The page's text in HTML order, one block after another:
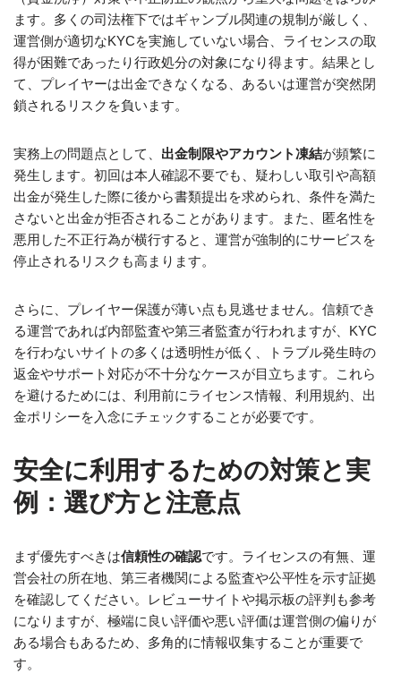
ます。多くの司法権下ではギャンブル関連の規制が厳しく、
運営側が適切なKYCを実施していない場合、ライセンスの取
得が困難であったり行政処分の対象になり得ます。結果とし
て、プレイヤーは出金できなくなる、あるいは運営が突然閉
鎖されるリスクを負います。
実務上の問題点として、 出金制限やアカウント凍結が頻繁に
発生します。初回は本人確認不要でも、疑わしい取引や高額
出金が発生した際に後から書類提出を求められ、条件を満た
さないと出金が拒否されることがあります。また、匿名性を
悪用した不正行為が横行すると、運営が強制的にサービスを
停止されるリスクも高まります。
さらに、プレイヤー保護が薄い点も見逃せません。信頼でき
る運営であれば内部監査や第三者監査が行われますが、KYC
を行わないサイトの多くは透明性が低く、トラブル発生時の
返金やサポート対応が不十分なケースが目立ちます。これら
を避けるためには、利用前にライセンス情報、利用規約、出
金ポリシーを入念にチェックすることが必要です。
安全に利用するための対策と実
例：選び方と注意点
まず優先すべきは信頼性の確認です。ライセンスの有無、運
営会社の所在地、第三者機関による監査や公平性を示す証拠
を確認してください。レビューサイトや掲示板の評判も参考
になりますが、極端に良い評価や悪い評価は運営側の偏りが
ある場合もあるため、多角的に情報収集することが重要で
す。